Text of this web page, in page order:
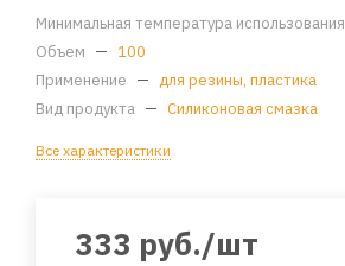
Минимальная температура использования
Объем — 100
Применение — для резины, пластика
Вид продукта — Силиконовая смазка
Все характеристики
333 руб./шт